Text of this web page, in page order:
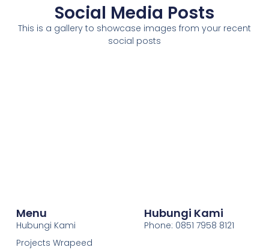
Social Media Posts
This is a gallery to showcase images from your recent
social posts
Menu
Hubungi Kami
Projects Wrapeed
Hubungi Kami
Phone: 0851 7958 8121